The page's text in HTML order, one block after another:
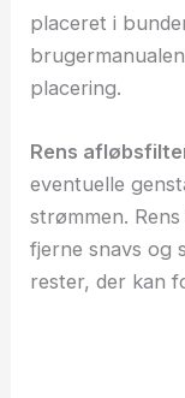
placeret i
placering.
Rens
eventuelle
strømmen.
fjerne snavs og
rester, der kan